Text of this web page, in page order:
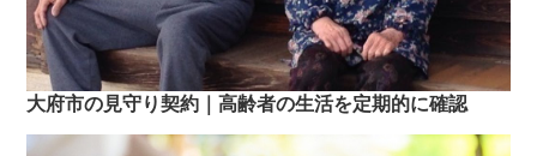
大府市の見守り契約｜高齢者の生活を定期的に確認